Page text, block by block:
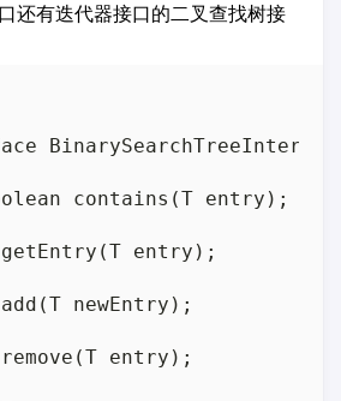
还有迭代器接口的二叉查找树接
contains(T entry);
entry);
newEntry);
entry);